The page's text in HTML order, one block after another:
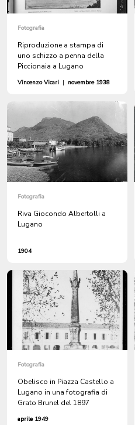
Fotografia
Riproduzione a stampa di
uno schizzo a penna della
Piccionaia a Lugano
Vincenzo Vicari | novembre 1938
Fotografia
Riva Giocondo Albertolli a
Lugano
1904
Fotografia
Obelisco in Piazza Castello a
Lugano in una fotografia di
Grato Brunel del 1897
aprile 1949